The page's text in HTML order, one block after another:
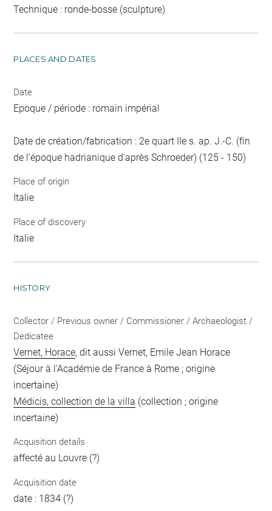
Technique : ronde-bosse (sculpture)
PLACES AND DATES
Date
Epoque / période : romain impérial
Date de création/fabrication : 2e quart IIe s. ap. J.-C. (fin
de l'époque hadrianique d'après Schroeder) (125 - 150)
Place of origin
Italie
Place of discovery
Italie
HISTORY
Collector / Previous owner / Commissioner / Archaeologist /
Dedicatee
Vernet, Horace, dit aussi Vernet, Emile Jean Horace
(Séjour à l'Académie de France à Rome ; origine
incertaine)
Médicis, collection de la villa (collection ; origine
incertaine)
Acquisition details
affecté au Louvre (?)
Acquisition date
date : 1834 (?)